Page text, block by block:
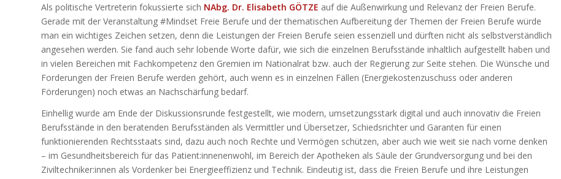
Als politische Vertreterin fokussierte sich NAbg. Dr. Elisabeth GÖTZE auf die Außenwirkung und Relevanz der Freien Berufe.
Gerade mit der Veranstaltung #Mindset Freie Berufe und der thematischen Aufbereitung der Themen der Freien Berufe würde
man ein wichtiges Zeichen setzen, denn die Leistungen der Freien Berufe seien essenziell und dürften nicht als selbstverständlich
angesehen werden. Sie fand auch sehr lobende Worte dafür, wie sich die einzelnen Berufsstände inhaltlich aufgestellt haben und
in vielen Bereichen mit Fachkompetenz den Gremien im Nationalrat bzw. auch der Regierung zur Seite stehen. Die Wünsche und
Forderungen der Freien Berufe werden gehört, auch wenn es in einzelnen Fällen (Energiekostenzuschuss oder anderen
Förderungen) noch etwas an Nachschärfung bedarf.
Einhellig wurde am Ende der Diskussionsrunde festgestellt, wie modern, umsetzungsstark digital und auch innovativ die Freien
Berufsstände in den beratenden Berufsständen als Vermittler und Übersetzer, Schiedsrichter und Garanten für einen
funktionierenden Rechtsstaats sind, dazu auch noch Rechte und Vermögen schützen, aber auch wie weit sie nach vorne denken
– im Gesundheitsbereich für das Patient:innenenwohl, im Bereich der Apotheken als Säule der Grundversorgung und bei den
Ziviltechniker:innen als Vordenker bei Energieeffizienz und Technik. Eindeutig ist, dass die Freien Berufe und ihre Leistungen